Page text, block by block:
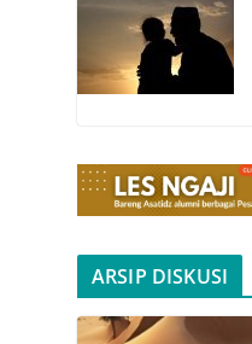
ARSIP DISKUSI